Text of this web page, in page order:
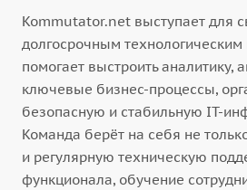
Kommutator.net выступает для
долгосрочным
помогает выстроить аналитику,
ключевые бизнес-процессы,
безопасную и стабильную IT-
Команда берёт на себя не
и регулярную техническую
функционала, обучение